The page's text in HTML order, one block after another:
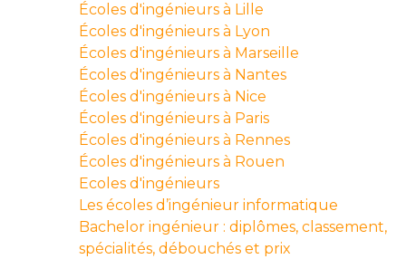
Écoles d'ingénieurs à Lille
Écoles d'ingénieurs à Lyon
Écoles d'ingénieurs à Marseille
Écoles d'ingénieurs à Nantes
Écoles d'ingénieurs à Nice
Écoles d'ingénieurs à Paris
Écoles d'ingénieurs à Rennes
Écoles d'ingénieurs à Rouen
Ecoles d'ingénieurs
Les écoles d’ingénieur informatique
Bachelor ingénieur : diplômes, classement,
spécialités, débouchés et prix